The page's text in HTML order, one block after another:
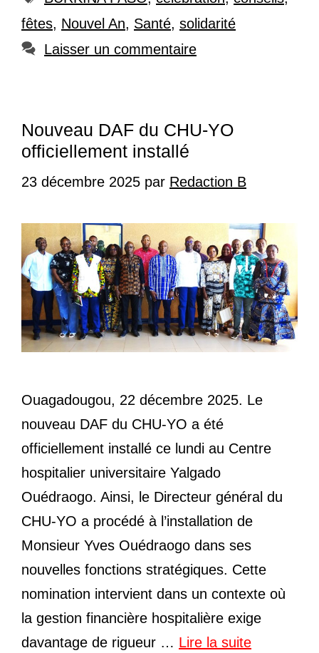
fêtes, Nouvel An, Santé, solidarité
Laisser un commentaire
Nouveau DAF du CHU-YO
officiellement installé
23 décembre 2025 par Redaction B
Ouagadougou, 22 décembre 2025. Le
nouveau DAF du CHU-YO a été
officiellement installé ce lundi au Centre
hospitalier universitaire Yalgado
Ouédraogo. Ainsi, le Directeur général du
CHU-YO a procédé à l’installation de
Monsieur Yves Ouédraogo dans ses
nouvelles fonctions stratégiques. Cette
nomination intervient dans un contexte où
la gestion financière hospitalière exige
davantage de rigueur … Lire la suite